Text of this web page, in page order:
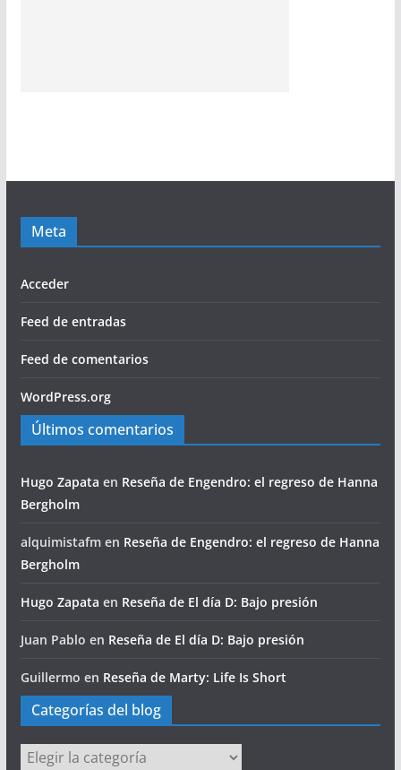
Meta
Acceder
Feed de entradas
Feed de comentarios
WordPress.org
Últimos comentarios
Hugo Zapata en Reseña de Engendro: el regreso de Hanna
Bergholm
alquimistafmen Reseña de Engendro: el regreso de Hanna
Bergholm
Hugo Zapata en Reseña de El día D: Bajo presión
Juan Pablo en Reseña de El día D: Bajo presión
Guillermo en Reseña de Marty: Life Is Short
Categorías del blog
Categorías